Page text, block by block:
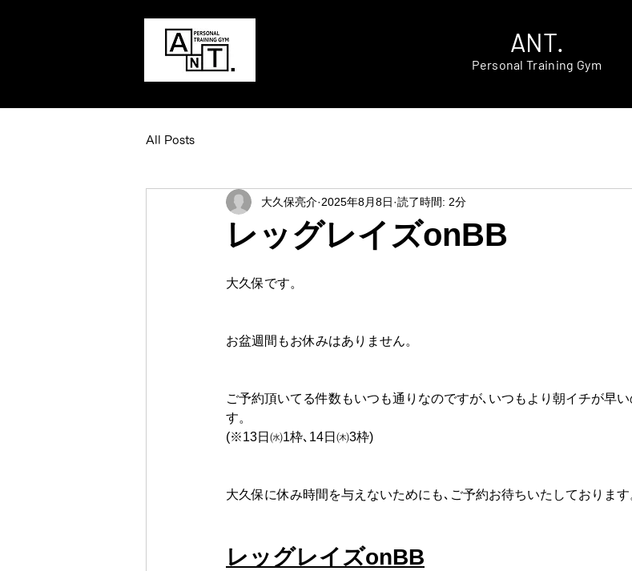
ANT.
Personal Training Gym
All Posts
レッグレイズonBB
大久保亮介 2025年8月8日 読了時間: 2分
大久保です。
お盆週間もお休みはありません。
ご予約頂いてる件数もいつも通りなのですが､いつもより朝イチが早
す。
(※13日㈬1枠､14日㈭3枠)
大久保に休み時間を与えないためにも､ご予約お待ちいたしております
レッグレイズonBB